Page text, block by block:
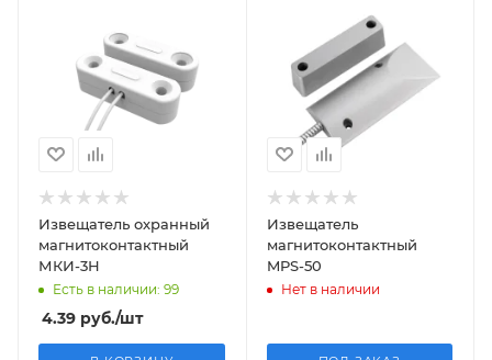
Извещатель охранный
магнитоконтактный
МКИ-3Н
Есть в наличии: 99
4.39 руб./шт
Извещатель
магнитоконтактный
MPS-50
Нет в наличии